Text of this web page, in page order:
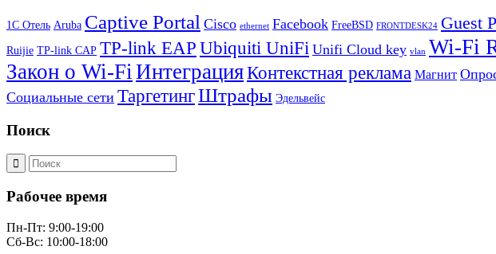
1С Отель Aruba Captive Portal Cisco ethernet Facebook FreeBSD FRONTDESK24 Guest
Ruijie TP-link CAP TP-link EAP Ubiquiti UniFi Unifi Cloud key vlan Wi-Fi
Закон о Wi-FiИнтеграцияКонтекстная реклама Магнит
Социальные сети ТаргетингШтрафы Эдельвейс
Поиск
Рабочее время
Пн-Пт: 9:00-19:00
Сб-Вс: 10:00-18:00